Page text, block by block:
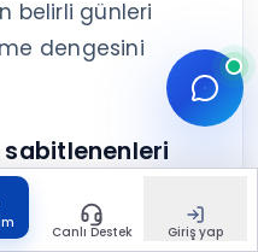
belirli günleri
dengesini
sabitlenenleri
veya ortak
Canlı Destek Giriş yap